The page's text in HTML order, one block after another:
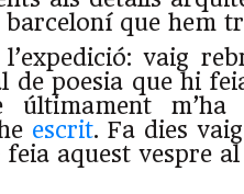
barceloní que hem
vaig
de poesia que hi
últimament
escrit. Fa dies
feia aquest vespre